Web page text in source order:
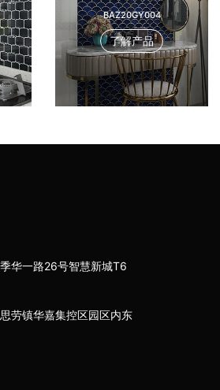
BAZ20GY004
了解产品
华一路26号智慧新城T6
劳镇华嘉集控区园区内东